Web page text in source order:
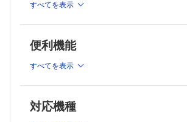
社会経済的支援の現状 （平岩幹男）
成人への支援 （平岩幹男）
就労支援 （佐藤賢治）
6章 DSM-5での発達障害の考え方
付表
2 発達障害者支援センター一覧 （田熊 立）
幼稚園・保育園での発達障害児 （小林繁一）
2章 診断と治療
ADHDの診断基準 （安原昭博）
自閉症の診断をめぐる問題点 （橋本俊顕）
すべてを表示
便利機能
すべてを表示
対応機種